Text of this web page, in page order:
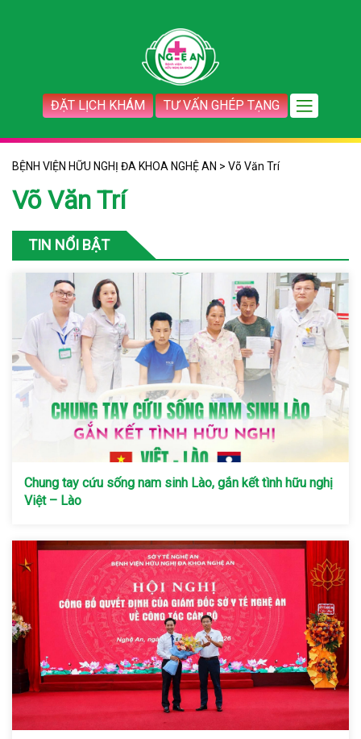
ĐẶT LỊCH KHÁM TƯ VẤN GHÉP TẠNG
BỆNH VIỆN HỮU NGHỊ ĐA KHOA NGHỆ AN > Võ Văn Trí
Võ Văn Trí
TIN NỔI BẬT
Chung tay cứu sống nam sinh Lào, gắn kết tình hữu nghị
Việt – Lào